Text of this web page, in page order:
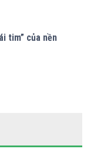
tim” của nền